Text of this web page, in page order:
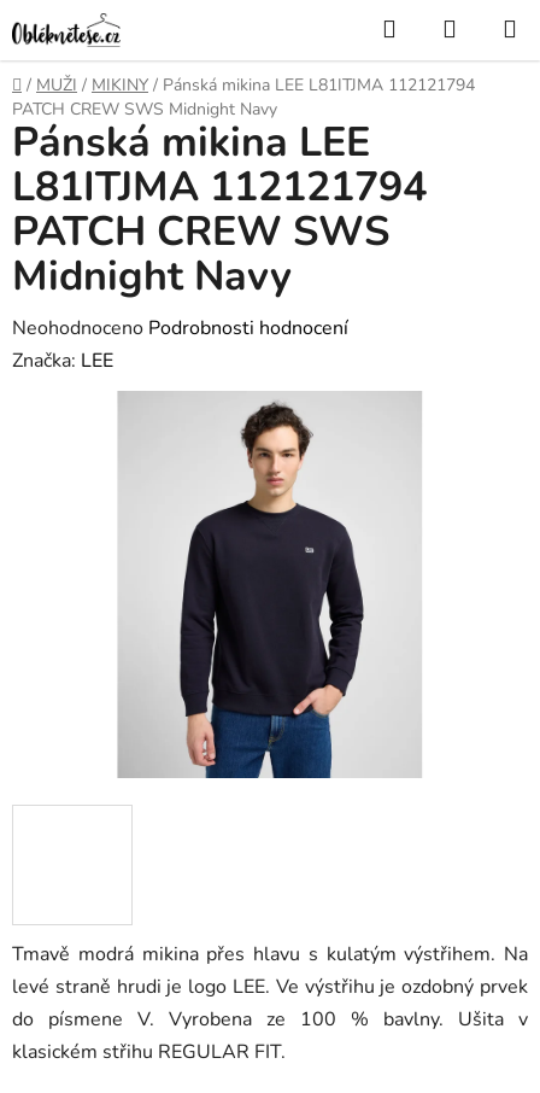
na
obsah
Hledat
KOŠÍK
Domů
/ MUŽI / MIKINY / Pánská mikina LEE L81ITJMA 112121794
PATCH CREW SWS Midnight Navy
Tmavě modrá mikina přes hlavu s kulatým výstřihem. Na
levé straně hrudi je logo LEE. Ve výstřihu je ozdobný prvek
do písmene V. Vyrobena ze 100 % bavlny. Ušita v
klasickém střihu REGULAR FIT.
Pánská mikina LEE
L81ITJMA 112121794
PATCH CREW SWS
Midnight Navy
Průměrné
hodnocení
Neohodnoceno Podrobnosti hodnocení
Značka: LEE